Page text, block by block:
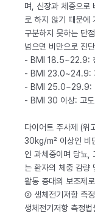
며, 신장과 체중으로
로 하지 않기 때문에
구분하지 못하는 단
넘으면 비만으로 진
- BMI 18.5~22.9:
- BMI 23.0~24.9:
- BMI 25.0~29.9:
- BMI 30 이상: 고도
다이어트 주사제 (위
30kg/m² 이상인 비
인 과체중이며 당뇨,
는 환자의 체중 감량
활동 증대의 보조제
② 생체전기저항 측
생체전기저항 측정